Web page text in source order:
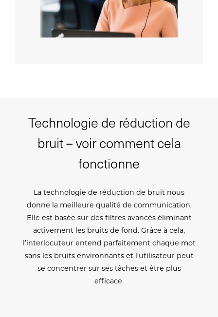
Technologie de réduction de
bruit – voir comment cela
fonctionne
La technologie de réduction de bruit nous
donne la meilleure qualité de communication.
Elle est basée sur des filtres avancés éliminant
activement les bruits de fond. Grâce à cela,
l’interlocuteur entend parfaitement chaque mot
sans les bruits environnants et l’utilisateur peut
se concentrer sur ses tâches et être plus
efficace.